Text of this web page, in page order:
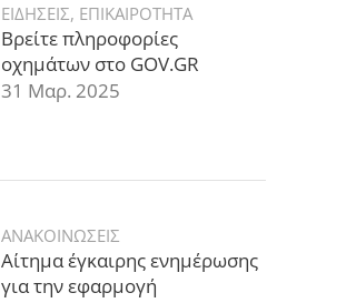
ΕΙΔΗΣΕΙΣ, ΕΠΙΚΑΙΡΟΤΗΤΑ
Βρείτε πληροφορίες
οχημάτων στο GOV.GR
31 Μαρ. 2025
ΑΝΑΚΟΙΝΩΣΕΙΣ
Αίτημα έγκαιρης ενημέρωσης
για την εφαρμογή